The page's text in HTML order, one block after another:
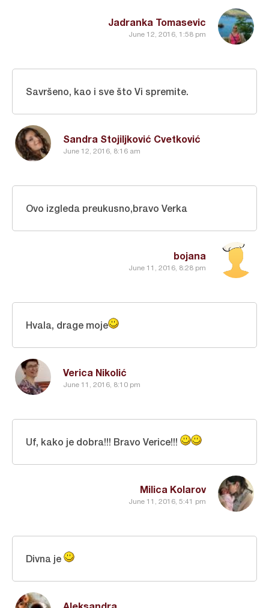
Jadranka Tomasevic
June 12, 2016, 1:58 pm
Sandra Stojiljković Cvetković
June 12, 2016, 8:16 am
Savršeno, kao i sve što Vi spremite.
bojana
June 11, 2016, 8:28 pm
Ovo izgleda preukusno,bravo Verka
Verica Nikolić
June 11, 2016, 8:10 pm
Hvala, drage moje
Milica Kolarov
June 11, 2016, 5:41 pm
Uf, kako je dobra!!! Bravo Verice!!!
Divna je